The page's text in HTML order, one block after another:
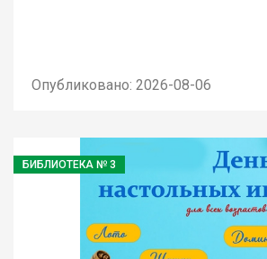
Опубликовано: 2026-08-06
БИБЛИОТЕКА № 3